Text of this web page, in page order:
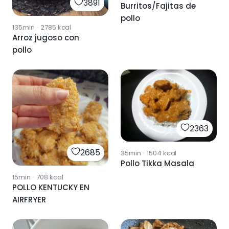
3891
135min · 2785 kcal
Arroz jugoso con
pollo
Burritos/Fajitas de
pollo
2685
15min · 708 kcal
POLLO KENTUCKY EN
AIRFRYER
2363
35min · 1504 kcal
Pollo Tikka Masala